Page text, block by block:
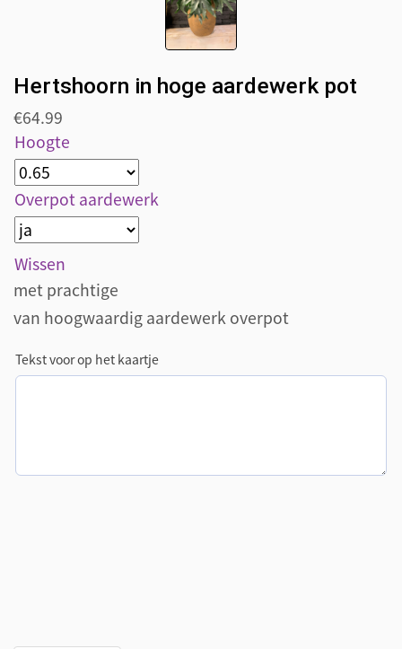
Hertshoorn in hoge aardewerk pot
€64.99
Hoogte
Overpot aardewerk
Wissen
met prachtige
van hoogwaardig aardewerk overpot
Tekst voor op het kaartje